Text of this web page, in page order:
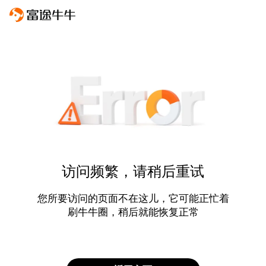
访问频繁，请稍后重试
您所要访问的页面不在这儿，它可能正忙着
刷牛牛圈，稍后就能恢复正常